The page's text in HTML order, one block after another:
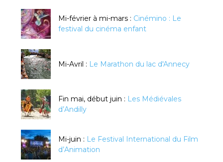
Mi-février à mi-mars : Cinémino : Le
festival du cinéma enfant
Mi-Avril : Le Marathon du lac d'Annecy
Fin mai, début juin : Les Médiévales
d’Andilly
Mi-juin : Le Festival International du Film
d’Animation